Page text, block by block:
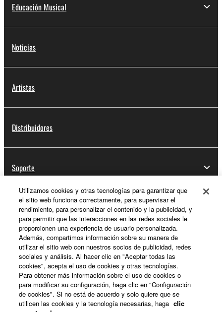
Educación Musical
Noticias
Artistas
Distribuidores
Soporte
Registro de Yamaha Music ID
Acerca de Yamaha
España - Spanish
Empresa
Utilizamos cookies y otras tecnologías para garantizar que
el sitio web funciona correctamente, para supervisar el
rendimiento, para personalizar el contenido y la publicidad, y
para permitir que las interacciones en las redes sociales le
proporcionen una experiencia de usuario personalizada.
Además, compartimos información sobre su manera de
utilizar el sitio web con nuestros socios de publicidad, redes
sociales y análisis. Al hacer clic en "Aceptar todas las
cookies", acepta el uso de cookies y otras tecnologías.
Para obtener más información sobre el uso de cookies o
para modificar su configuración, haga clic en "Configuración
de cookies". Si no está de acuerdo y solo quiere que se
utilicen las cookies y la tecnología necesarias, haga clic